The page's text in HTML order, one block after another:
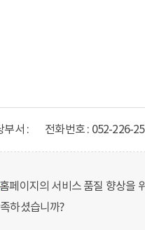
부서 : 전화번호 : 052-226-
홈페이지의 서비스 품질 향상을
하셨습니까?